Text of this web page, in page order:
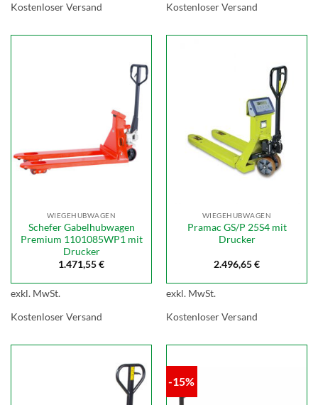
Kostenloser Versand Kostenloser Versand
WIEGEHUBWAGEN
Schefer Gabelhubwagen
Premium 1101085WP1 mit
Drucker
1.471,55€
exkl. MwSt.
Kostenloser Versand
WIEGEHUBWAGEN
Pramac GS/P 25S4 mit
Drucker
2.496,65€
exkl. MwSt.
Kostenloser Versand
-15%